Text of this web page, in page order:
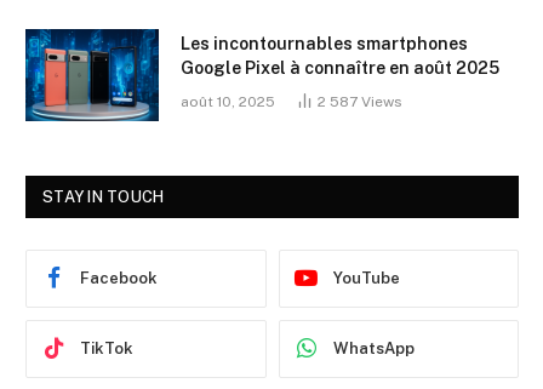
Les incontournables smartphones
Google Pixel à connaître en août 2025
août 10, 2025 2 587 Views
STAY IN TOUCH
Facebook YouTube
TikTok WhatsApp